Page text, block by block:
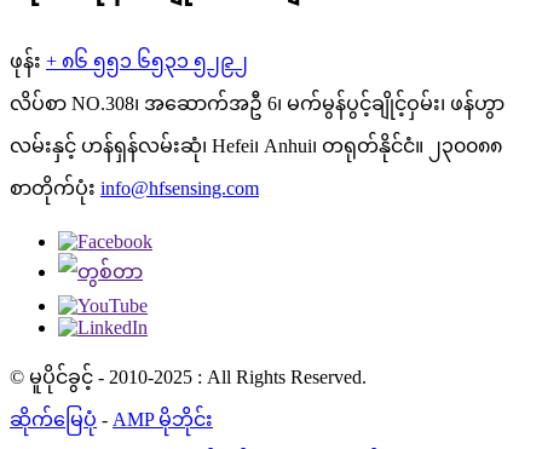
ဖုန်း + ၈၆ ၅၅၁ ၆၅၃၁ ၅၂၉၂
လိပ်စာ NO.308၊ အဆောက်အဦ 6၊ မက်မွန်ပွင့်ချိုင့်ဝှမ်း၊ ဖန်ဟွာ
လမ်းနှင့် ဟန်ရှန်လမ်းဆုံ၊ Hefei၊ Anhui၊ တရုတ်နိုင်ငံ။ ၂၃၀၀၈၈
စာတိုက်ပုံး info@hfsensing.com
© မူပိုင်ခွင့် - 2010-2025 : All Rights Reserved.
ဆိုက်မြေပုံ - AMP မိုဘိုင်း